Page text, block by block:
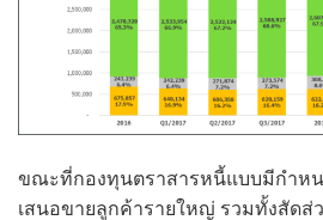
ขณะที่กองทุนตราสารหนี้แบบมีกำหน
เสนอขายลูกค้ารายใหญ่ รวมทั้งสัดส่